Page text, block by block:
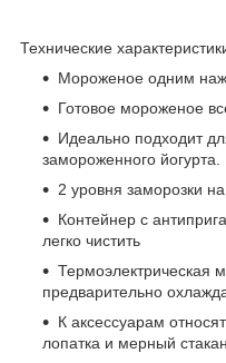
Технические
Мороженое одним
Готовое мороженое
Идеально подходит
замороженного йогурта.
2 уровня заморозки
Контейнер с
легко чистить
Термоэлектрическая
предварительно
К аксессуарам
лопатка и мерный